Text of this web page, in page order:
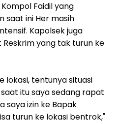
Faidil yang
saat ini Her masih
Kapolsek juga
yang tak turun ke
lokasi, tentunya situasi
itu saya sedang rapat
saya izin ke Bapak
turun ke lokasi bentrok,"